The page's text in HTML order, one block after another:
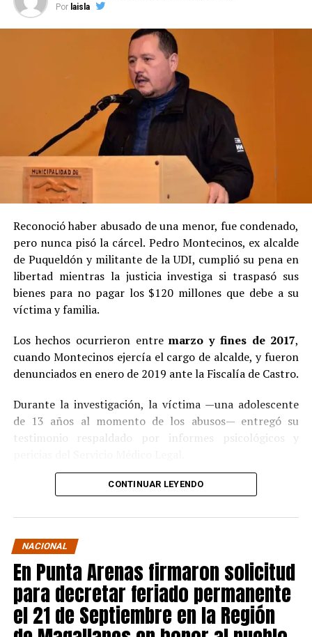
Por laisla
Reconoció haber abusado de una menor, fue condenado,
pero nunca pisó la cárcel. Pedro Montecinos, ex alcalde
de Puqueldón y militante de la UDI, cumplió su pena en
libertad mientras la justicia investiga si traspasó sus
bienes para no pagar los $120 millones que debe a su
víctima y familia.
Los hechos ocurrieron entremarzo y fines de 2017,
cuando Montecinos ejercía el cargo de alcalde, y fueron
denunciados en enero de 2019 ante la Fiscalía de Castro.
Durante la investigación, la víctima —una adolescente
de 13 años al momento de los abusos— entregó su
testimonio respaldado por informes psicológicos y
Ante la contundencia de los antecedentes, el imputado
aceptó los cargosen un procedimiento abreviado,
La condena y el cumplimiento en libertad
ElJuzgado de Garantía de Castrodictó sentencia en
noviembre de 2021, condenando a Pedro Montecinos a
tres años y un día de presidio menor en su grado
máximo, más las accesorias legales de inhabilitación
para cargos públicos y prohibición de acercarse a la
CONTINUAR LEYENDO
NACIONAL
En Punta Arenas firmaron solicitud
para decretar feriado permanente
el 21 de Septiembre en la Región